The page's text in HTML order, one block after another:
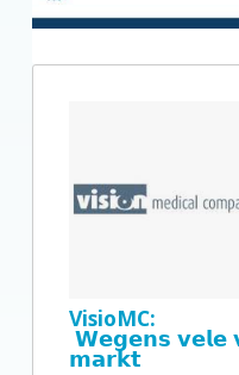
P
VisioMC:
𝗪𝗲𝗴𝗲𝗻𝘀 𝘃𝗲𝗹𝗲
𝗺𝗮𝗿𝗸𝘁